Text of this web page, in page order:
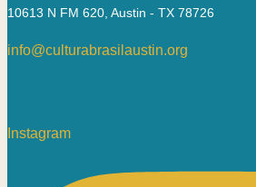
10613 N FM 620, Austin - TX 78726
info@culturabrasilaustin.org
Instagram